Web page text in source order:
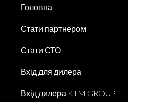
Головна
Стати партнером
Стати СТО
Вхід для дилера
Вхід дилера KTM GROUP